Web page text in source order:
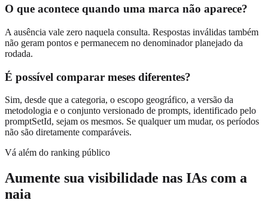
O que acontece quando uma marca não aparece?
A ausência vale zero naquela consulta. Respostas inválidas também
não geram pontos e permanecem no denominador planejado da
rodada.
É possível comparar meses diferentes?
Sim, desde que a categoria, o escopo geográfico, a versão da
metodologia e o conjunto versionado de prompts, identificado pelo
promptSetId, sejam os mesmos. Se qualquer um mudar, os períodos
não são diretamente comparáveis.
Vá além do ranking público
Aumente sua visibilidade nas IAs com a
naia